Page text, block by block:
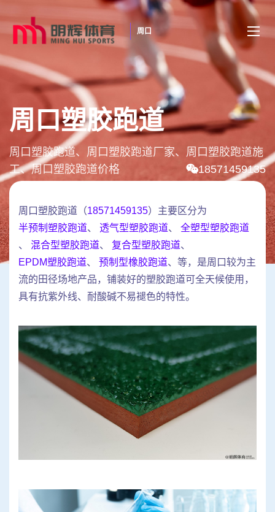
周口
周口塑胶跑道
周口塑胶跑道、周口塑胶跑道厂家、周口塑胶跑道施
工、周口塑胶跑道价格
18571459135
周口塑胶跑道（18571459135）主要区分为
半预制塑胶跑道、 透气型塑胶跑道、 全塑型塑胶跑道
、 混合型塑胶跑道、 复合型塑胶跑道、
EPDM塑胶跑道、 预制型橡胶跑道、等，是周口较为主
流的田径场地产品，铺装好的塑胶跑道可全天候使用，
具有抗紫外线、耐酸碱不易褪色的特性。